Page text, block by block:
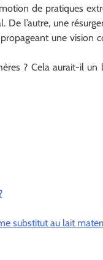
de pratiques
De l’autre, une
une vision
? Cela aurait-il un
substitut au lait